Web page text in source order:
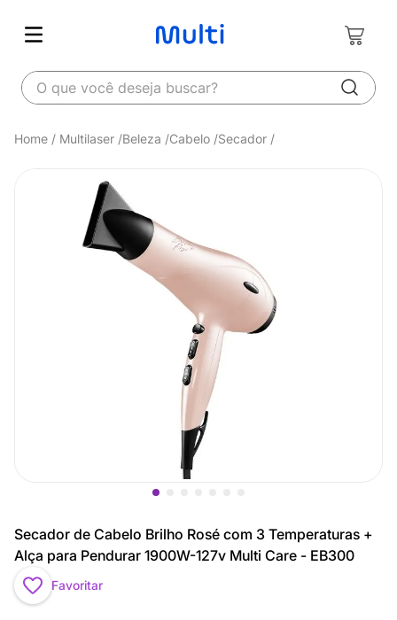
O que você deseja buscar?
Multilaser Beleza Cabelo Secador
Secador de Cabelo Brilho Rosé com 3 Temperaturas +
Alça para Pendurar 1900W-127v Multi Care - EB300
Favoritar